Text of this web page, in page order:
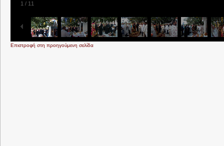
1 / 11
Επιστροφή στη προηγούμενη σελίδα